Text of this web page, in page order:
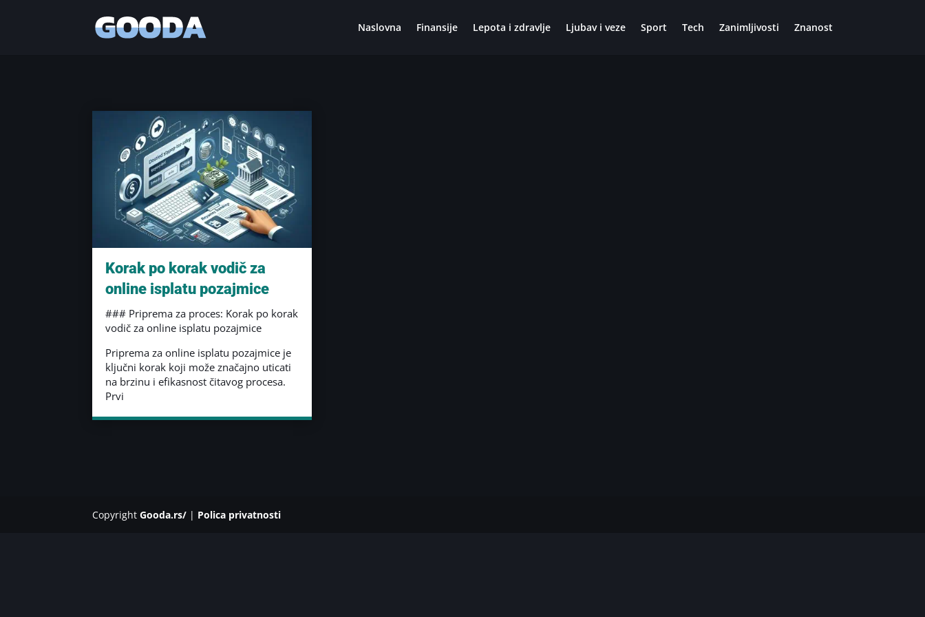
Naslovna Finansije Lepota i zdravlje Ljubav i veze Sport Tech Zanimljivosti Znanost
Korak po korak vodič za
online isplatu pozajmice
### Priprema za proces: Korak po korak
vodič za online isplatu pozajmice
Priprema za online isplatu pozajmice je
ključni korak koji može značajno uticati
na brzinu i efikasnost čitavog procesa.
Prvi
CopyrightGooda.rs/ | Polica privatnosti